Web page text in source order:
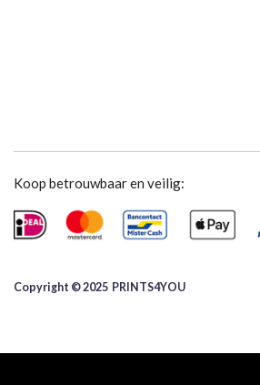
Koop betrouwbaar en veilig:
Copyright © 2025 ​PRINTS4YOU